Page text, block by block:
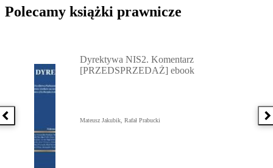
Polecamy książki prawnicze
Poprzednia książka
Dyrektywa NIS2. Komentarz
[PRZEDSPRZEDAŻ] ebook
Mateusz Jakubik, Rafał Prabucki